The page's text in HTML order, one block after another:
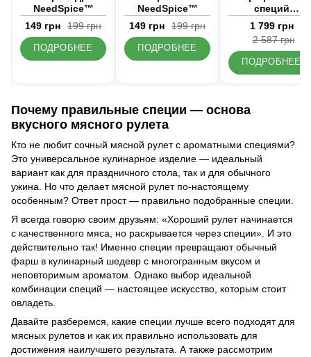
NeedSpice™
149 грн
199 грн
ПОДРОБНЕЕ
NeedSpice™
149 грн
199 грн
ПОДРОБНЕЕ
специй
"Знакомство с
NeedSpice™"
1 799 грн
2 587 грн
ПОДРОБНЕЕ
Почему правильные специи — основа
вкусного мясного рулета
Кто не любит сочный мясной рулет с ароматными специями?
Это универсальное кулинарное изделие — идеальный
вариант как для праздничного стола, так и для обычного
ужина. Но что делает мясной рулет по-настоящему
особенным? Ответ прост — правильно подобранные специи.
Я всегда говорю своим друзьям: «Хороший рулет начинается
с качественного мяса, но раскрывается через специи». И это
действительно так! Именно специи превращают обычный
фарш в кулинарный шедевр с многогранным вкусом и
неповторимым ароматом. Однако выбор идеальной
комбинации специй — настоящее искусство, которым стоит
овладеть.
Давайте разберемся, какие специи лучше всего подходят для
мясных рулетов и как их правильно использовать для
достижения наилучшего результата. А также рассмотрим